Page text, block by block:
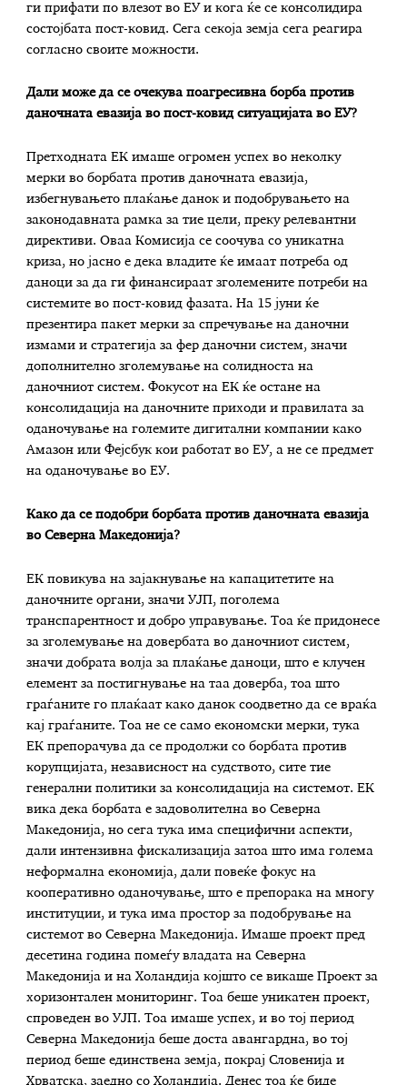
ги прифати по влезот во ЕУ и кога ќе се консолидира
состојбата пост-ковид. Сега секоја земја сега реагира
согласно своите можности.
Дали може да се очекува поагресивна борба против
даночната евазија во пост-ковид ситуацијата во ЕУ?
Претходната ЕК имаше огромен успех во неколку
мерки во борбата против даночната евазија,
избегнувањето плаќање данок и подобрувањето на
законодавната рамка за тие цели, преку релевантни
директиви. Оваа Комисија се соочува со уникатна
криза, но јасно е дека владите ќе имаат потреба од
даноци за да ги финансираат зголемените потреби на
системите во пост-ковид фазата. На 15 јуни ќе
презентира пакет мерки за спречување на даночни
измами и стратегија за фер даночни систем, значи
дополнително зголемување на солидноста на
даночниот систем. Фокусот на ЕК ќе остане на
консолидација на даночните приходи и правилата за
оданочување на големите дигитални компании како
Амазон или Фејсбук кои работат во ЕУ, а не се предмет
на оданочување во ЕУ.
Како да се подобри борбата против даночната евазија
во Северна Македонија?
ЕК повикува на зајакнување на капацитетите на
даночните органи, значи УЈП, поголема
транспарентност и добро управување. Тоа ќе придонесе
за зголемување на довербата во даночниот систем,
значи добрата волја за плаќање даноци, што е клучен
елемент за постигнување на таа доверба, тоа што
граѓаните го плаќаат како данок соодветно да се враќа
кај граѓаните. Тоа не се само економски мерки, тука
ЕК препорачува да се продолжи со борбата против
корупцијата, независност на судството, сите тие
генерални политики за консолидација на системот.ЕК
вика дека борбата е задоволителна во Северна
Македонија, но сега тука има специфични аспекти,
дали интензивна фискализација затоа што има голема
неформална економија, дали повеќе фокус на
кооперативно оданочување, што е препорака на многу
институции, и тука има простор за подобрување на
системот во Северна Македонија.Имаше проект пред
десетина година помеѓу владата на Северна
Македонија и на Холандија којшто се викаше Проект за
хоризонтален мониторинг. Тоа беше уникатен проект,
спроведен во УЈП. Тоа имаше успех, и во тој период
Северна Македонија беше доста авангардна, во тој
период беше единствена земја, покрај Словенија и
Хрватска, заедно со Холандија. Денес тоа ќе биде